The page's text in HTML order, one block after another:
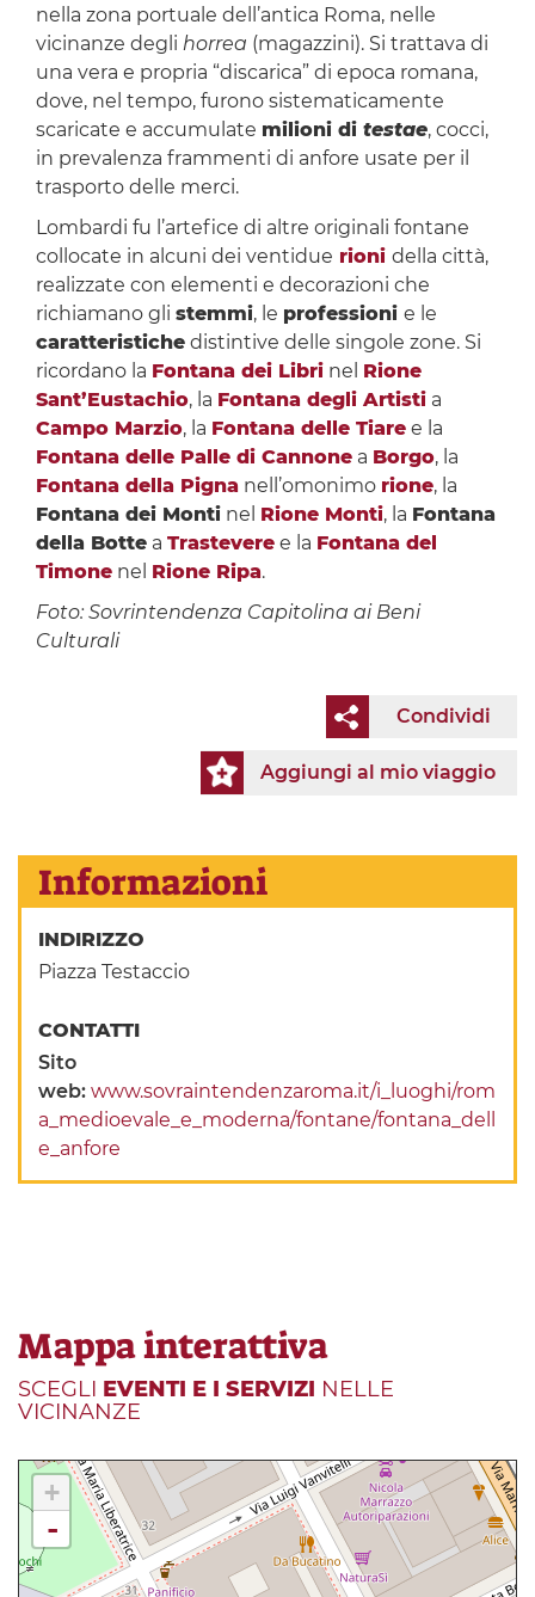
nella zona portuale dell’antica Roma, nelle
vicinanze degli horrea (magazzini). Si trattava di
una vera e propria “discarica” di epoca romana,
dove, nel tempo, furono sistematicamente
scaricate e accumulate milioni di testae, cocci,
in prevalenza frammenti di anfore usate per il
trasporto delle merci.
Lombardi fu l’artefice di altre originali fontane
collocate in alcuni dei ventidue rioni della città,
realizzate con elementi e decorazioni che
richiamano gli stemmi, le professioni e le
caratteristichedistintive delle singole zone. Si
ricordano la Fontana dei Librinel Rione
Sant’Eustachio, la Fontana degli Artistia
Campo Marzio, la Fontana delle Tiaree la
Fontana delle Palle di Cannonea Borgo, la
Fontana della Pignanell’omonimo rione, la
Fontana dei Montinel Rione Monti, la Fontana
della Bottea Trasteveree la Fontana del
Timonenel Rione Ripa.
Foto: Sovrintendenza Capitolina ai Beni
Culturali
Condividi
Aggiungi al mio viaggio
Informazioni
INDIRIZZO
Piazza Testaccio
CONTATTI
Sito
web:www.sovraintendenzaroma.it/i_luoghi/rom
a_medioevale_e_moderna/fontane/fontana_dell
e_anfore
Mappa interattiva
SCEGLI EVENTI E I SERVIZI NELLE
VICINANZE
+
-